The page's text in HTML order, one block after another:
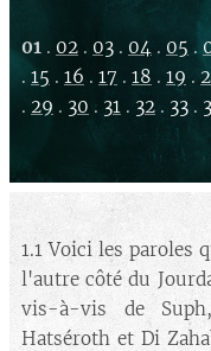
01 . 02 . 03 . 04 . 05 .
. 15 . 16 . 17 . 18 . 19 .
. 29 . 30 . 31 . 32 . 33 .
1.1 Voici les paroles
l'autre côté du
vis-à-vis de
Hatséroth et Di